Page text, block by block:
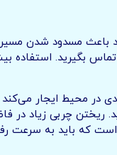
مسدود شدن مسیر
تماس بگیرید.
در محیط ایجار
ریختن چربی زیاد
است که باید به